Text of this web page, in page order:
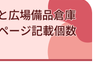
広場備品倉庫
ージ記載個数